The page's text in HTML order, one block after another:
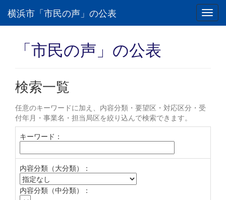
横浜市「市民の声」の公表
「市民の声」の公表
検索一覧
任意のキーワードに加え、内容分類・要望区・対応区分・受
付年月・事業名・担当局区を絞り込んで検索できます。
キーワード：
内容分類（大分類）：
内容分類（中分類）：